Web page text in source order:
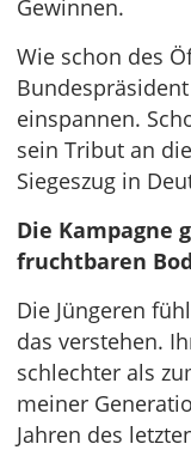
Gewinnen.
Wie schon des
einspannen.
sein Tribut an
Siegeszug in
Die Kampagne
fruchtbaren
Die Jüngeren
das verstehen.
schlechter als
meiner
Jahren des